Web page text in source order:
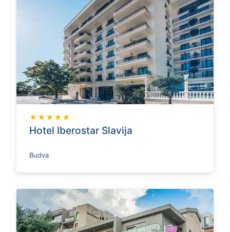
★★★★★
Hotel Iberostar Slavija
Budva